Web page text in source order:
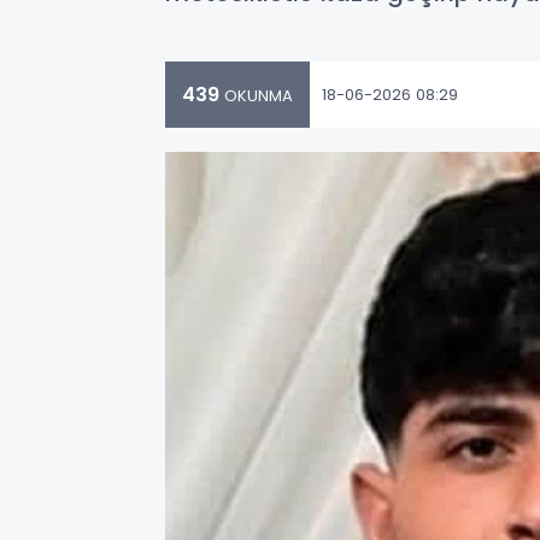
439 OKUNMA 18-06-2026 08:29